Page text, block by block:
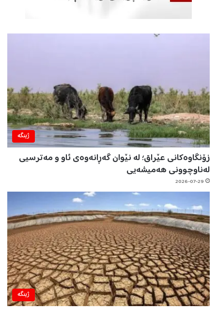
ژینگه‌
زۆنگاوەکانی عێراق؛ لە نێوان گەڕانەوەی ئاو و مەترسیی
لەناوچوونی هەمیشەیی
2026-07-29
ژینگه‌